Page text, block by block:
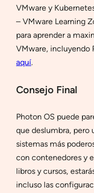
VMware y
– VMware Learning
para aprender a
VMware, incluyendo
aquí.
Consejo Final
Photon OS puede
que deslumbra, pero
sistemas más
con contenedores y
libros y cursos,
incluso las